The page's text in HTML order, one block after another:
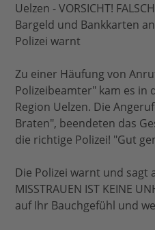
Uelzen - VORSICHT!
Bargeld und Bankkarten
Polizei warnt
Zu einer Häufung von
Polizeibeamter" kam es in
Region Uelzen. Die
Braten", beendeten das
die richtige Polizei! "Gut
Die Polizei warnt und sagt
MISSTRAUEN IST KEINE
auf Ihr Bauchgefühl und